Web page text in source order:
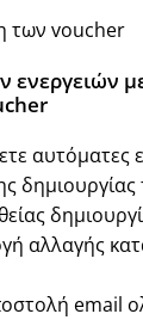
των voucher
ενεργειών
αυτόματες
αλλαγής
email